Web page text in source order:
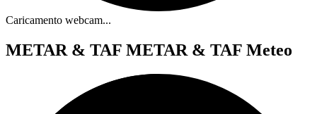
Caricamento webcam...
METAR & TAF METAR & TAF Meteo